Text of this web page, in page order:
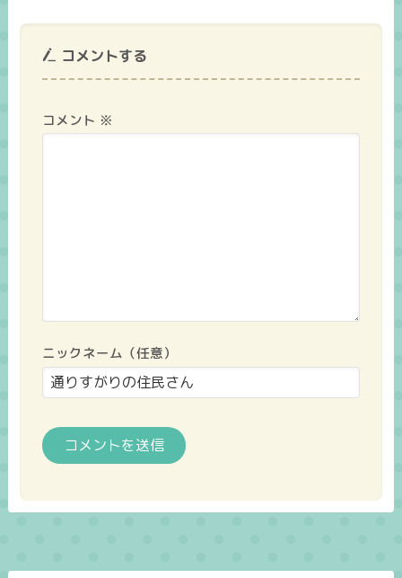
コメントする
コメント ※
ニックネーム（任意）